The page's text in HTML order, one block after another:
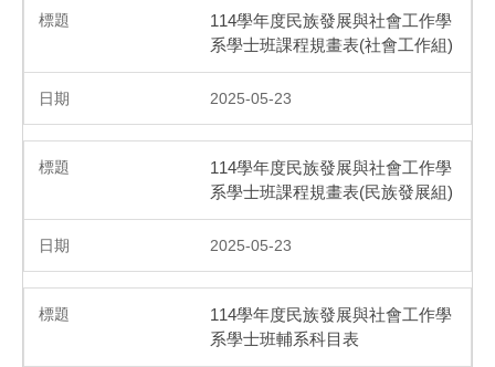
114學年度民族發展與社會工作學
系學士班課程規畫表(社會工作組)
2025-05-23
114學年度民族發展與社會工作學
系學士班課程規畫表(民族發展組)
2025-05-23
114學年度民族發展與社會工作學
系學士班輔系科目表